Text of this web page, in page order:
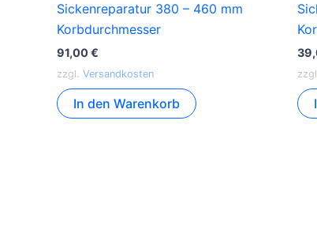
Sickenreparatur 380 – 460 mm
Korbdurchmesser
91,00€
zzgl. Versandkosten
In den Warenkorb